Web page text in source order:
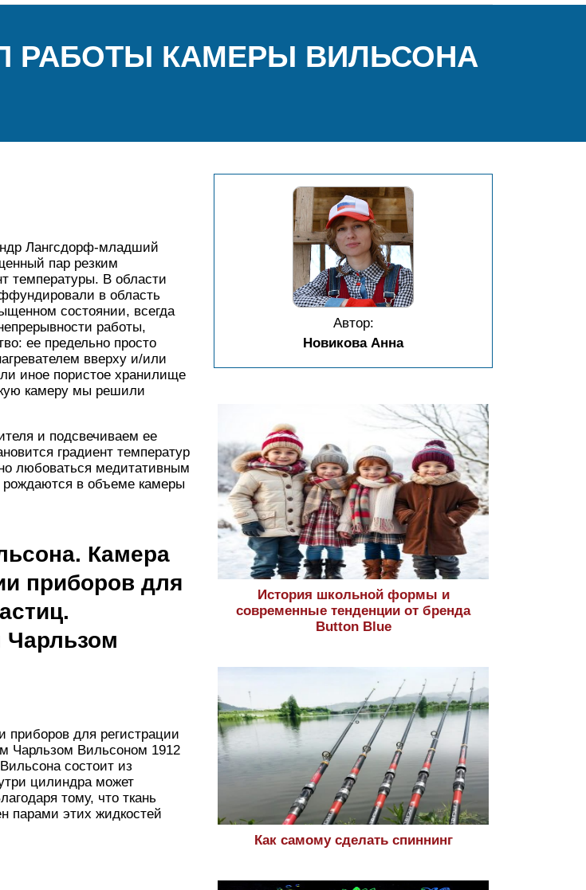
РАБОТЫ КАМЕРЫ ВИЛЬСОНА
Лангсдорф-младший
пар резким
температуры. В области
в область
состоянии, всегда
работы,
ее предельно просто
вверху и/или
иное пористое хранилище
камеру мы решили
и подсвечиваем ее
градиент температур
любоваться медитативным
в объеме камеры
Камера
приборов для
Чарльзом
для регистрации
Чарльзом Вильсоном 1912
состоит из
цилиндра может
тому, что ткань
парами этих жидкостей
Автор:
Новикова Анна
История школьной формы и
современные тенденции от бренда
Button Blue
Как самому сделать спиннинг